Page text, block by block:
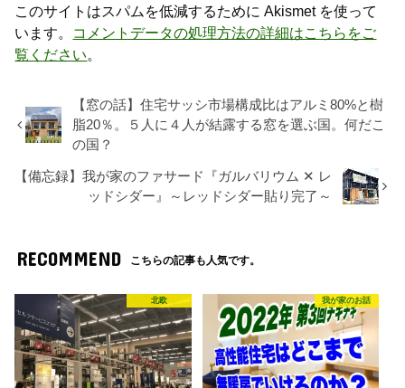
このサイトはスパムを低減するために Akismet を使って
います。 コメントデータの処理方法の詳細はこちらをご
覧ください
【窓の話】住宅サッシ市場構成比はアルミ80%と樹
脂20％。５人に４人が結露する窓を選ぶ国。何だこ
の国？
【備忘録】我が家のファサード『ガルバリウム ✕ レ
ッドシダー』～レッドシダー貼り完了～
RECOMMEND こちらの記事も人気です。
北欧 我が家のお話